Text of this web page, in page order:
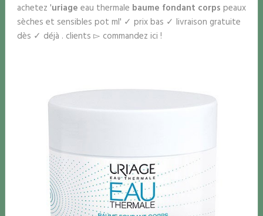
achetez 'uriage eau thermale baume fondant corps peaux
sèches et sensibles pot ml' ✓ prix bas ✓ livraison gratuite
dès ✓ déjà . clients ▻ commandez ici !